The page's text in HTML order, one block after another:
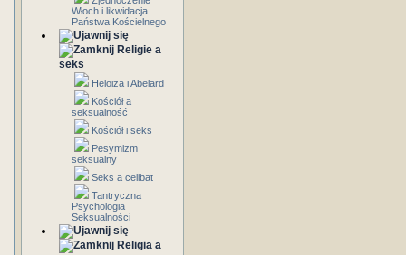
Włoch i likwidacja
Państwa Kościelnego
Religie a
seks
Heloiza i Abelard
Kościół a
seksualność
Kościół i seks
Pesymizm
seksualny
Seks a celibat
Tantryczna
Psychologia
Seksualności
Religia a